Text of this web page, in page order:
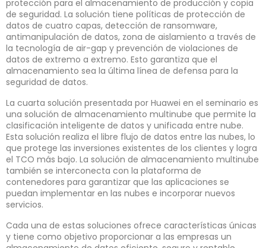
protección para el almacenamiento de producción y copia
de seguridad. La solución tiene políticas de protección de
datos de cuatro capas, detección de ransomware,
antimanipulación de datos, zona de aislamiento a través de
la tecnología de air-gap y prevención de violaciones de
datos de extremo a extremo. Esto garantiza que el
almacenamiento sea la última línea de defensa para la
seguridad de datos.
La cuarta solución presentada por Huawei en el seminario es
una solución de almacenamiento multinube que permite la
clasificación inteligente de datos y unificada entre nube.
Esta solución realiza el libre flujo de datos entre las nubes, lo
que protege las inversiones existentes de los clientes y logra
el TCO más bajo. La solución de almacenamiento multinube
también se interconecta con la plataforma de
contenedores para garantizar que las aplicaciones se
puedan implementar en las nubes e incorporar nuevos
servicios.
Cada una de estas soluciones ofrece características únicas
y tiene como objetivo proporcionar a las empresas un